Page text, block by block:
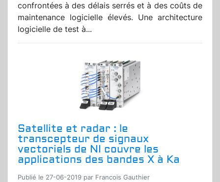
confrontées à des délais serrés et à des coûts de
maintenance logicielle élevés. Une architecture
logicielle de test à...
Satellite et radar : le
transcepteur de signaux
vectoriels de NI couvre les
applications des bandes X à Ka
Publié le 27-06-2019 par Francois Gauthier